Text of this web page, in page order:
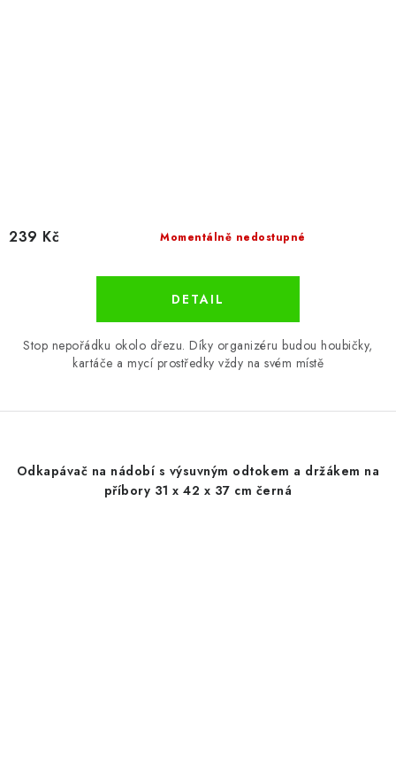
Momentálně nedostupné
239 Kč
Stop nepořádku okolo dřezu. Díky organizéru budou houbičky,
kartáče a mycí prostředky vždy na svém místě
Odkapávač na nádobí s výsuvným odtokem a držákem na
příbory 31 x 42 x 37 cm černá